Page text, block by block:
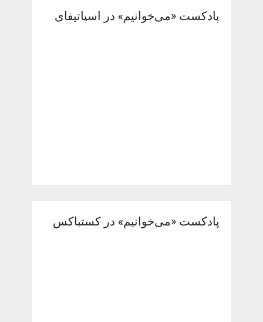
پادکست «می‌خوانیم» در اسپاتیفای
پادکست «می‌خوانیم» در کستباکس